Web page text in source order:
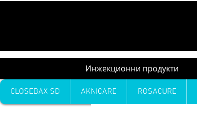
Инжекционни продукти
CLOSEBAX SD AKNICARE ROSACURE